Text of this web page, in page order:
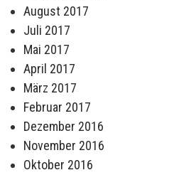
August 2017
Juli 2017
Mai 2017
April 2017
März 2017
Februar 2017
Dezember 2016
November 2016
Oktober 2016